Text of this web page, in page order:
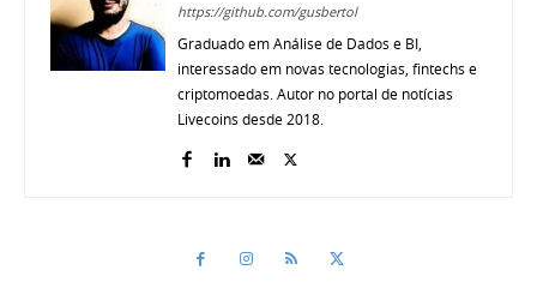
https://github.com/gusbertol
Graduado em Análise de Dados e BI,
interessado em novas tecnologias, fintechs e
criptomoedas. Autor no portal de notícias
Livecoins desde 2018.